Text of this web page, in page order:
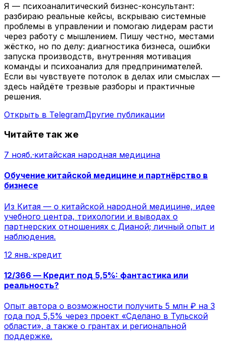
Я — психоаналитический бизнес-консультант:
разбираю реальные кейсы, вскрываю системные
проблемы в управлении и помогаю лидерам расти
через работу с мышлением. Пишу честно, местами
жёстко, но по делу: диагностика бизнеса, ошибки
запуска производств, внутренняя мотивация
команды и психоанализ для предпринимателей.
Если вы чувствуете потолок в делах или смыслах —
здесь найдёте трезвые разборы и практичные
решения.
Открыть в TelegramДругие публикации
Читайте так же
7 нояб.·китайская народная медицина
Обучение китайской медицине и партнёрство в
бизнесе
Из Китая — о китайской народной медицине, идее
учебного центра, трихологии и выводах о
партнерских отношениях с Дианой; личный опыт и
наблюдения.
12 янв.·кредит
12/366 — Кредит под 5,5%: фантастика или
реальность?
Опыт автора о возможности получить 5 млн ₽ на 3
года под 5,5% через проект «Сделано в Тульской
области», а также о грантах и региональной
поддержке.